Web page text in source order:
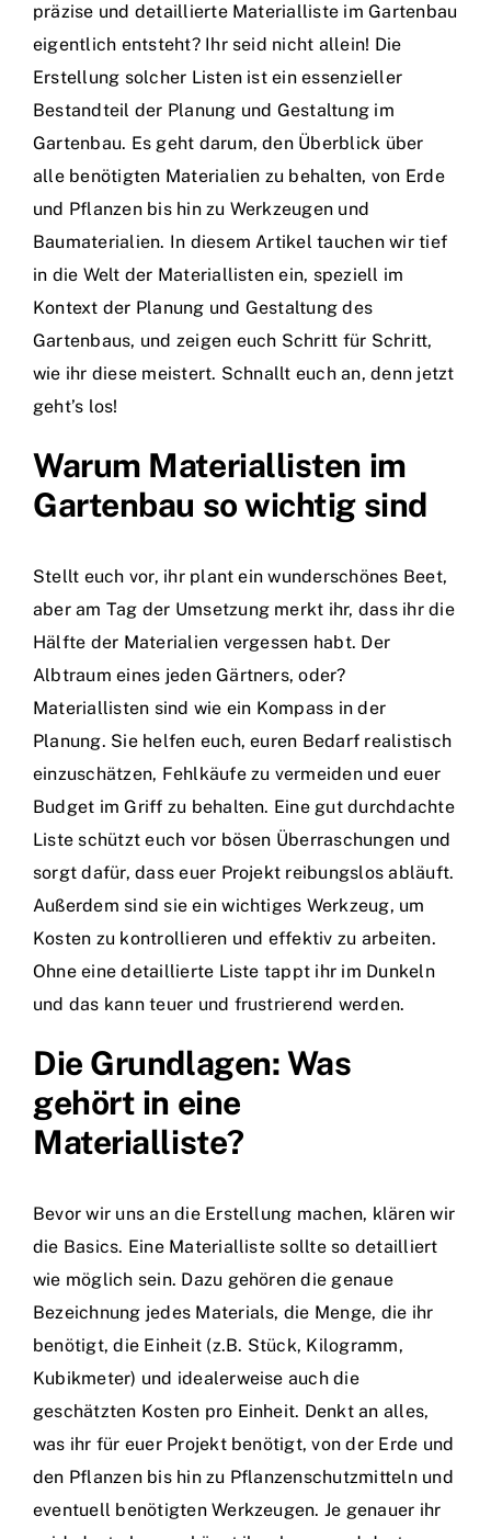
präzise und detaillierte Materialliste im Gartenbau
eigentlich entsteht? Ihr seid nicht allein! Die
Erstellung solcher Listen ist ein essenzieller
Bestandteil der Planung und Gestaltung im
Gartenbau. Es geht darum, den Überblick über
alle benötigten Materialien zu behalten, von Erde
und Pflanzen bis hin zu Werkzeugen und
Baumaterialien. In diesem Artikel tauchen wir tief
in die Welt der Materiallisten ein, speziell im
Kontext der Planung und Gestaltung des
Gartenbaus, und zeigen euch Schritt für Schritt,
wie ihr diese meistert. Schnallt euch an, denn jetzt
geht’s los!
Warum Materiallisten im
Gartenbau so wichtig sind
Stellt euch vor, ihr plant ein wunderschönes Beet,
aber am Tag der Umsetzung merkt ihr, dass ihr die
Hälfte der Materialien vergessen habt. Der
Albtraum eines jeden Gärtners, oder?
Materiallisten sind wie ein Kompass in der
Planung. Sie helfen euch, euren Bedarf realistisch
einzuschätzen, Fehlkäufe zu vermeiden und euer
Budget im Griff zu behalten. Eine gut durchdachte
Liste schützt euch vor bösen Überraschungen und
sorgt dafür, dass euer Projekt reibungslos abläuft.
Außerdem sind sie ein wichtiges Werkzeug, um
Kosten zu kontrollieren und effektiv zu arbeiten.
Ohne eine detaillierte Liste tappt ihr im Dunkeln
und das kann teuer und frustrierend werden.
Die Grundlagen: Was
gehört in eine
Materialliste?
Bevor wir uns an die Erstellung machen, klären wir
die Basics. Eine Materialliste sollte so detailliert
wie möglich sein. Dazu gehören die genaue
Bezeichnung jedes Materials, die Menge, die ihr
benötigt, die Einheit (z.B. Stück, Kilogramm,
Kubikmeter) und idealerweise auch die
geschätzten Kosten pro Einheit. Denkt an alles,
was ihr für euer Projekt benötigt, von der Erde und
den Pflanzen bis hin zu Pflanzenschutzmitteln und
eventuell benötigten Werkzeugen. Je genauer ihr